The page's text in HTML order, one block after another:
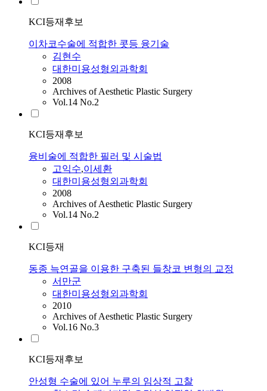
KCI등재후보
이차코수술에 적합한 콧등 융기술
김현수
대한미용성형외과학회
2008
Archives of Aesthetic Plastic Surgery
Vol.14 No.2
KCI등재후보
융비술에 적합한 필러 및 시술법
고익수,이세환
대한미용성형외과학회
2008
Archives of Aesthetic Plastic Surgery
Vol.14 No.2
KCI등재
동종 늑연골을 이용한 구축된 들창코 변형의 교정
서만군
대한미용성형외과학회
2010
Archives of Aesthetic Plastic Surgery
Vol.16 No.3
KCI등재후보
안성형 수술에 있어 누루의 임상적 고찰